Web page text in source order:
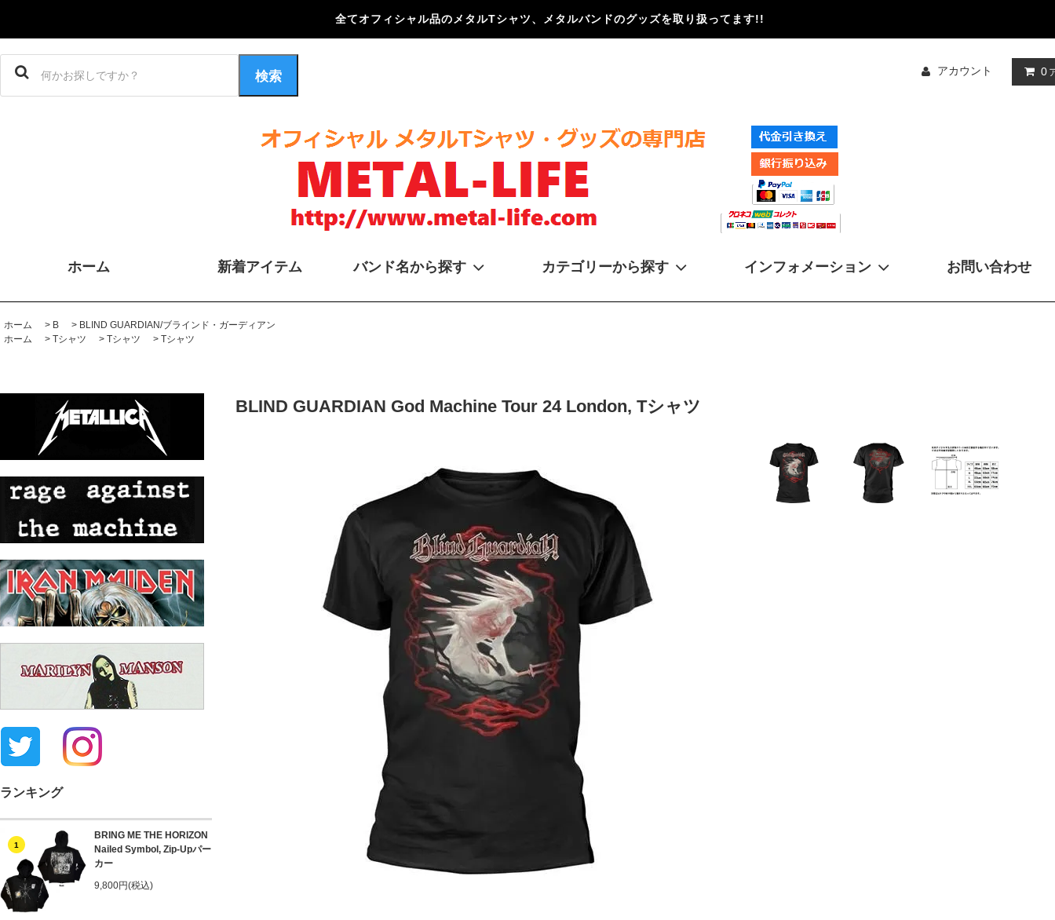
全てオフィシャル品のメタルTシャツ、メタルバンドのグッズを取り扱ってます!!
検索 アカウント 0
ホーム 新着アイテム バンド名から探す カテゴリーから探す インフォメーション お問い合わせ
ホーム > B > BLIND GUARDIAN/ブラインド・ガーディアン
ホーム
> Tシャツ > Tシャツ > Tシャツ
ランキング
1
BRING ME THE HORIZON
Nailed Symbol, Zip-Upパー
カー
9,800円(税込)
BLIND GUARDIAN God Machine Tour 24 London, Tシャツ